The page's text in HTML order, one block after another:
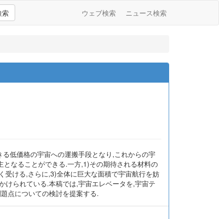
索 ウェブ検索 ニュース検索
低価格の宇宙への運搬手段となり,これからの宇
なることができる.一方,1)その期待される材料の
受ける,さらに,3)全体に巨大な面積で宇宙航行を妨
けられている.本稿では,宇宙エレベータを,宇宙テ
点についての検討を提案する.